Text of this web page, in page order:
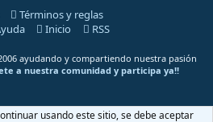
Términos y reglas
Inicio RSS
ayudando y compartiendo nuestra pasión
a nuestra comunidad y participa ya!!
® © 2010-2025 XenForo Ltd.
usando este sitio, se debe aceptar